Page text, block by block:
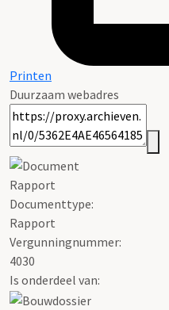
Printen
Duurzaam webadres
Rapport
Documenttype:
Rapport
Vergunningnummer:
4030
Is onderdeel van: